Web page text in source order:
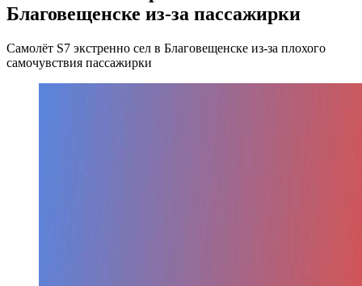
Благовещенске из-за пассажирки
Самолёт S7 экстренно сел в Благовещенске из-за плохого
самочувствия пассажирки